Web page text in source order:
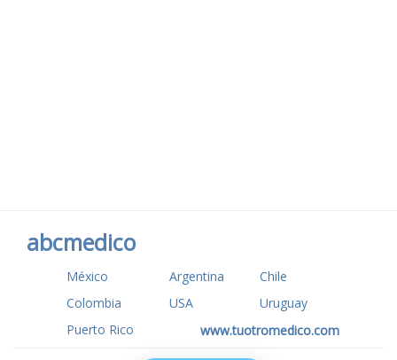
abcmedico
México Argentina
Chile
Colombia
USA
Uruguay
Puerto Rico
www.tuotromedico.com